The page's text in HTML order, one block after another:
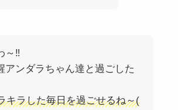
～‼
アンダラちゃん達と過ごした
キラした毎日を過ごせるね～(